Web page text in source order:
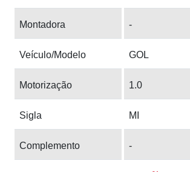
Montadora -
Veículo/Modelo GOL
Motorização 1.0
Sigla MI
Complemento -